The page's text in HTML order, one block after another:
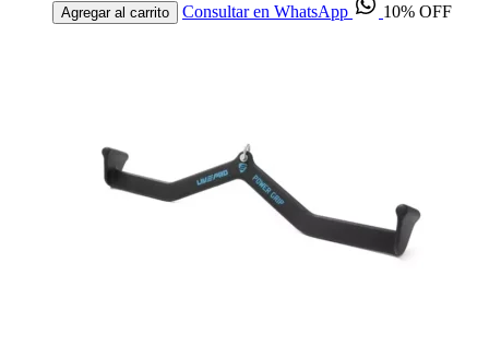
Agregar al carrito Consultar en WhatsApp 10% OFF